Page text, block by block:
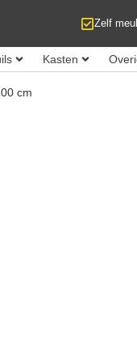
Zelf
Kasten
cm